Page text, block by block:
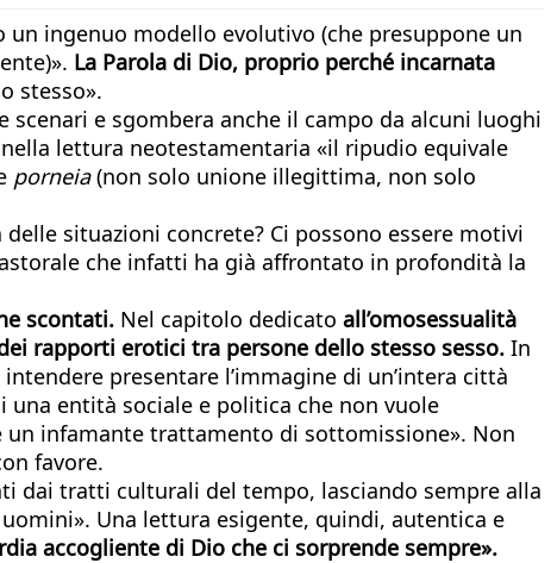
ingenuo modello evolutivo (che presuppone un
La Parola di Dio, proprio perché incarnata
stesso».
scenari e sgombera anche il campo da alcuni luoghi
lettura neotestamentaria «il ripudio equivale
porneia(non solo unione illegittima, non solo
situazioni concrete? Ci possono essere motivi
che infatti ha già affrontato in profondità la
scontati. Nel capitolo dedicato all’omosessualità
rapporti erotici tra persone dello stesso sesso. In
presentare l’immagine di un’intera città
entità sociale e politica che non vuole
infamante trattamento di sottomissione». Non
favore.
dai tratti culturali del tempo, lasciando sempre alla
Una lettura esigente, quindi, autentica e
accogliente di Dio che ci sorprende sempre».